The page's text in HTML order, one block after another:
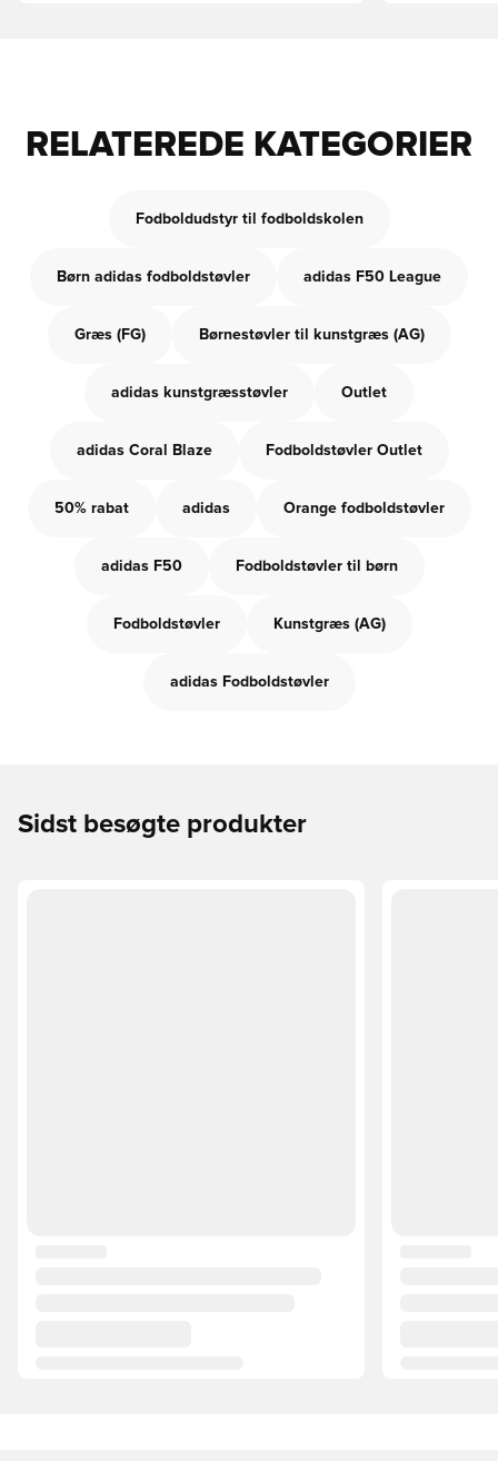
RELATEREDE KATEGORIER
Fodboldudstyr til fodboldskolen
Børn adidas fodboldstøvler adidas F50 League
Græs (FG) Børnestøvler til kunstgræs (AG)
adidas kunstgræsstøvler Outlet
adidas Coral Blaze Fodboldstøvler Outlet
50% rabat adidas Orange fodboldstøvler
adidas F50 Fodboldstøvler til børn
Fodboldstøvler Kunstgræs (AG)
adidas Fodboldstøvler
Sidst besøgte produkter